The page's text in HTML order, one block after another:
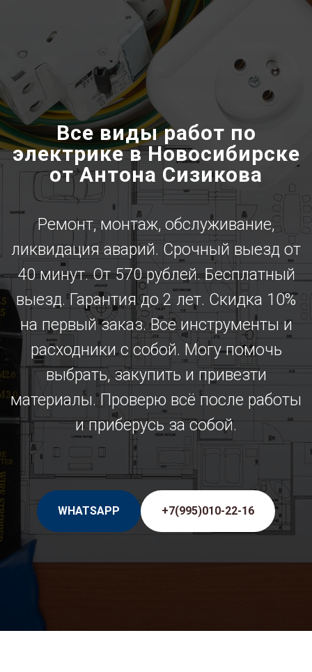
Все виды работ по
электрике в Новосибирске
от Антона Сизикова
Ремонт, монтаж, обслуживание,
ликвидация аварий. Срочный выезд от
40 минут. От 570 рублей. Бесплатный
выезд. Гарантия до 2 лет. Скидка 10%
на первый заказ. Все инструменты и
расходники с собой. Могу помочь
выбрать, закупить и привезти
материалы. Проверю всё после работы
и приберусь за собой.
WHATSAPP +7(995)010-22-16